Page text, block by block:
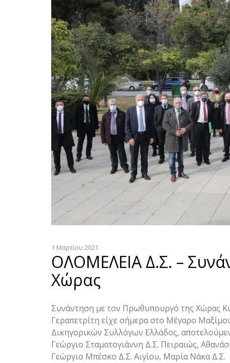
1 Μαρτίου 2021
ΟΛΟΜΕΛΕΙΑ Δ.Σ. –
Χώρας
Συνάντηση με τον Πρωθυπουργό της Χώρας
Γεραπετρίτη είχε σήμερα στο Μέγαρο
Δικηγορικών Συλλόγων Ελλάδος,
Γεώργιο Σταματογιάννη Δ.Σ. Πειραιώς,
Γεώργιο Μπέσκο Δ.Σ. Αιγίου, Μαρία Νάκα Δ.Σ.